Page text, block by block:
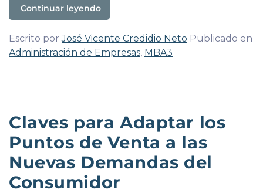
Continuar leyendo
Escrito porJosé Vicente Credidio Neto Publicado en
Administración de Empresas, MBA3
Claves para Adaptar los
Puntos de Venta a las
Nuevas Demandas del
Consumidor